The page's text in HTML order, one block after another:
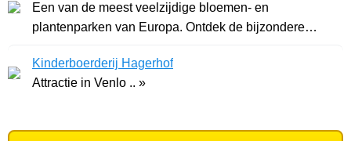
Een van de meest veelzijdige bloemen- en
plantenparken van Europa. Ontdek de bijzondere
Kinderboerderij Hagerhof
Attractie in Venlo .. »